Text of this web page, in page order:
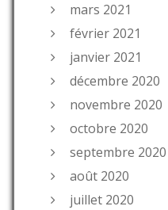
mars 2021
février 2021
janvier 2021
décembre 2020
novembre 2020
octobre 2020
septembre 2020
août 2020
juillet 2020